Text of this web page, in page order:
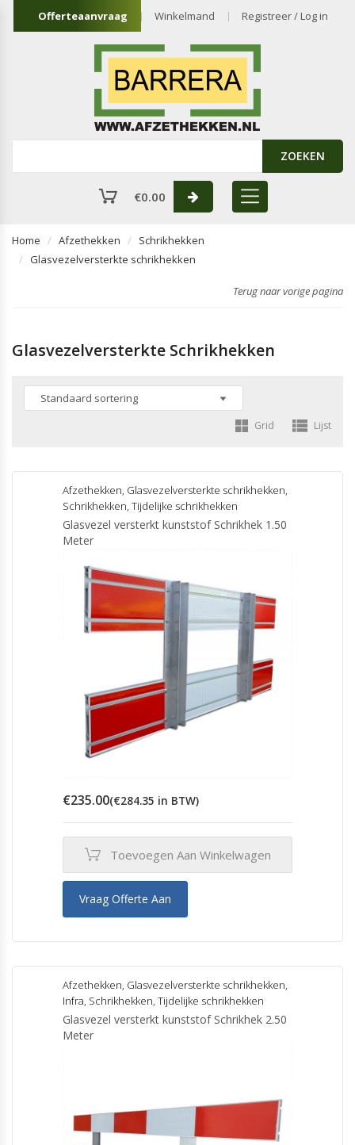
Offerteaanvraag Winkelmand Registreer / Log in
ZOEKEN
€0.00
Home Afzethekken
Schrikhekken
Glasvezelversterkte schrikhekken
Terug naar vorige pagina
Glasvezelversterkte Schrikhekken
Grid Lijst
Afzethekken, Glasvezelversterkte schrikhekken,
Schrikhekken, Tijdelijke schrikhekken
Glasvezel versterkt kunststof Schrikhek 1.50
Meter
€235.00(€284.35 in BTW)
Toevoegen Aan Winkelwagen
Vraag Offerte Aan
Afzethekken, Glasvezelversterkte schrikhekken,
Infra, Schrikhekken, Tijdelijke schrikhekken
Glasvezel versterkt kunststof Schrikhek 2.50
Meter